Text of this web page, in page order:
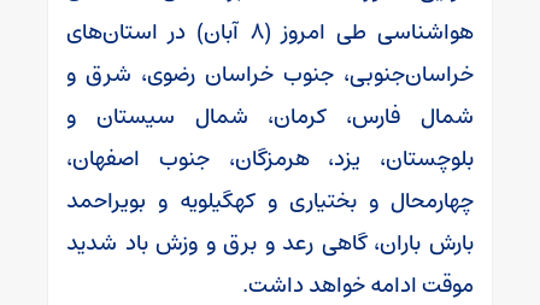
هواشناسی طی امروز (۸ آبان) در استان‌های
خراسان‌جنوبی، جنوب خراسان رضوی، شرق و
شمال فارس، کرمان، شمال سیستان و
بلوچستان، یزد، هرمزگان، جنوب اصفهان،
چهارمحال و بختیاری و کهگیلویه و بویراحمد
بارش باران، گاهی رعد و برق و وزش باد شدید
موقت ادامه خواهد داشت.